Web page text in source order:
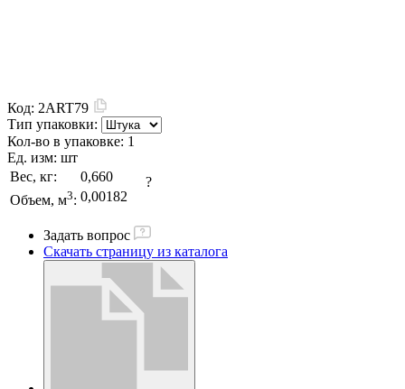
Код: 2ART79
Тип упаковки:
Кол-во в упаковке: 1
Ед. изм: шт
Вес, кг:
0,660
Объем, м3: 0,00182
?
Задать вопрос
Скачать страницу из каталога